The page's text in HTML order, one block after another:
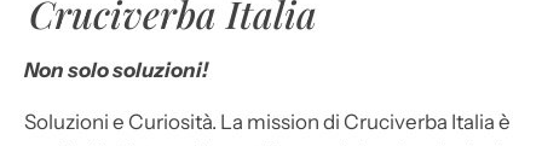
Cruciverba Italia
Non solo soluzioni!
Soluzioni e Curiosità. La mission di Cruciverba Italia è